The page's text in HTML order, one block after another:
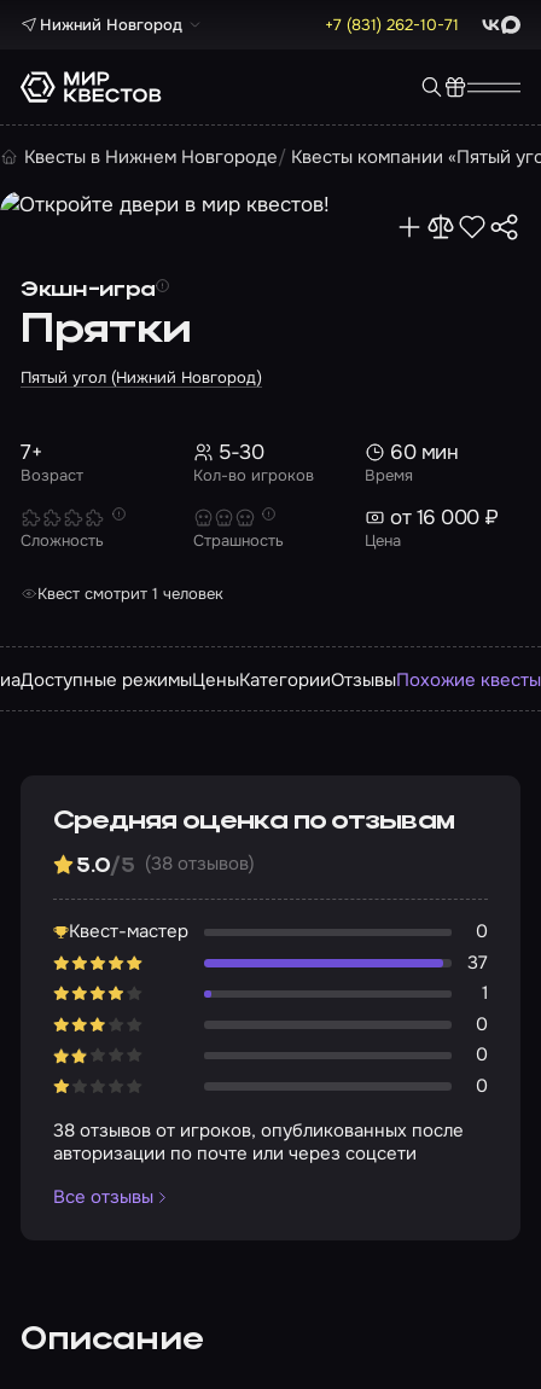
Нижний Новгород +7 (831) 262-10-71 Max
Квесты в Нижнем Новгороде Квесты компании «Пятый
Экшн-игра
Прятки
Пятый угол (Нижний Новгород)
Возраст
7+
Кол-во игроков
5-30
Время
60 мин
Сложность Страшность Цена
от 16 000 ₽
Квест смотрит 1 человек
Доступные режимыЦеныКатегорииОтзывыПохожие квесты
Средняя оценка по отзывам
5.0/5 (38 отзывов)
Квест-мастер
0
37
1
0
0
0
38 отзывов от игроков, опубликованных после
авторизации по почте или через соцсети
Все отзывы
Описание